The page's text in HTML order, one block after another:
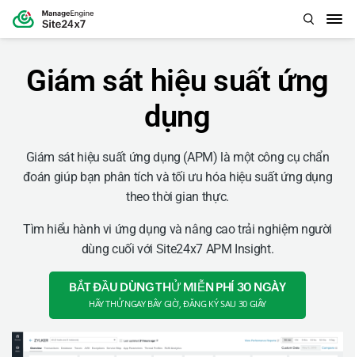
Giám sát hiệu suất ứng
dụng
Giám sát hiệu suất ứng dụng (APM) là một công cụ chẩn
đoán giúp bạn phân tích và tối ưu hóa hiệu suất ứng dụng
theo thời gian thực.
Tìm hiểu hành vi ứng dụng và nâng cao trải nghiệm người
dùng cuối với Site24x7 APM Insight.
BẮT ĐẦU DÙNG THỬ MIỄN PHÍ 30 NGÀY
HÃY THỬ NGAY BÂY GIỜ, ĐĂNG KÝ SAU 30 GIÂY